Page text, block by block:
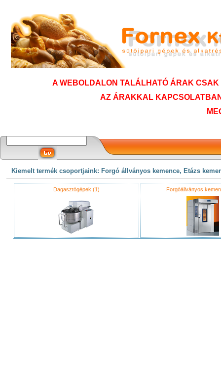
A WEBOLDALON TALÁLHATÓ ÁRAK
AZ ÁRAKKAL
Kiemelt termék csoportjaink: Forgó állványos kemence, Etázs
Dagasztógépek (1) Forgóállványos